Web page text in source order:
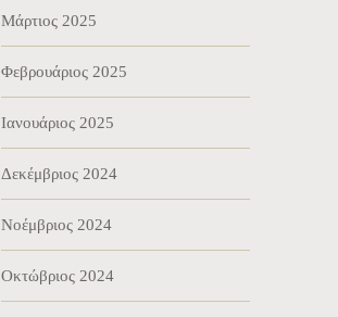
Μάρτιος 2025
Φεβρουάριος 2025
Ιανουάριος 2025
Δεκέμβριος 2024
Νοέμβριος 2024
Οκτώβριος 2024